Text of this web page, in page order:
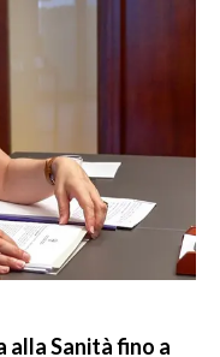
alla Sanità fino a